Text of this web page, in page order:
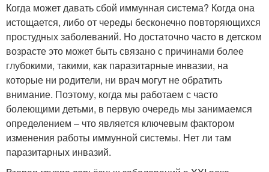
Когда может давать сбой иммунная система? Когда она
истощается, либо от череды бесконечно повторяющихся
простудных заболеваний. Но достаточно часто в детском
возрасте это может быть связано с причинами более
глубокими, такими, как паразитарные инвазии, на
которые ни родители, ни врач могут не обратить
внимание. Поэтому, когда мы работаем с часто
болеющими детьми, в первую очередь мы занимаемся
определением – что является ключевым фактором
изменения работы иммунной системы. Нет ли там
паразитарных инвазий.